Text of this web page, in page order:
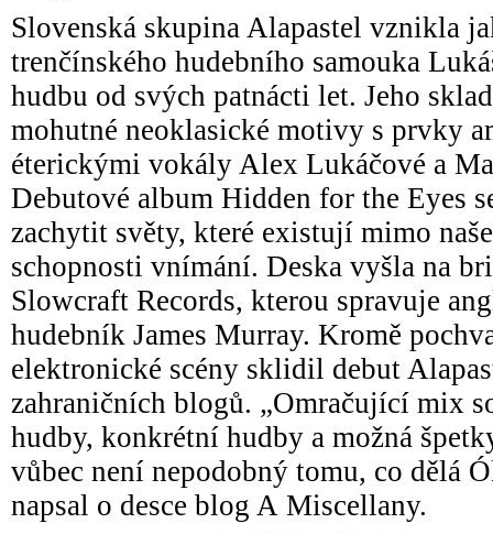
Slovenská skupina Alapastel vznikla
trenčínského hudebního samouka
hudbu od svých patnácti let. Jeho
mohutné neoklasické motivy s prvky
éterickými vokály Alex Lukáčové a
Debutové album Hidden for the Eyes
zachytit světy, které existují mimo
schopnosti vnímání. Deska vyšla na
Slowcraft Records, kterou spravuje
hudebník James Murray. Kromě
elektronické scény sklidil debut
zahraničních blogů. „Omračující mix
hudby, konkrétní hudby a možná
vůbec není nepodobný tomu, co dělá
napsal o desce blog A Miscellany.